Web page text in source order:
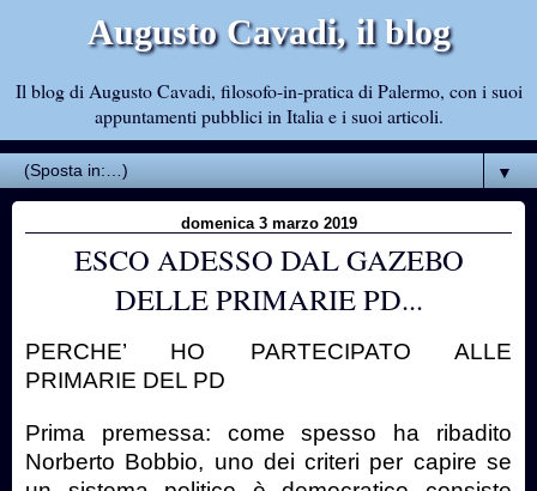
Augusto Cavadi, il blog
Il blog di Augusto Cavadi, filosofo-in-pratica di Palermo, con i suoi
appuntamenti pubblici in Italia e i suoi articoli.
▼
domenica 3 marzo 2019
ESCO ADESSO DAL GAZEBO
DELLE PRIMARIE PD...
PERCHE’ HO PARTECIPATO ALLE
PRIMARIE DEL PD
Prima premessa: come spesso ha ribadito
Norberto Bobbio, uno dei criteri per capire se